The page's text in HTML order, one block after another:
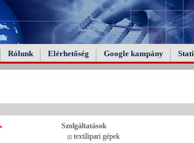
Rólunk Elérhetőség Google kampány
Szolgáltatások
textílipari gépek